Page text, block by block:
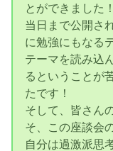
とができました！
当日まで公開さ
に勉強にもなる
テーマを読み込
るということが
たです！
そして、皆さん
そ、この座談会
自分は過激派思